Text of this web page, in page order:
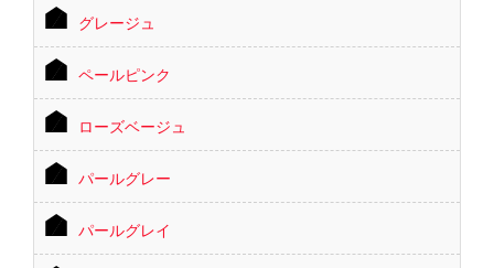
グレージュ
ペールピンク
ローズベージュ
パールグレー
パールグレイ